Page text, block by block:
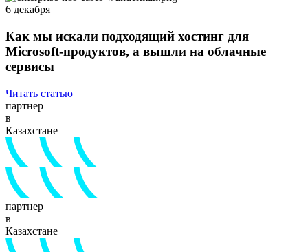
6 декабря
Как мы искали подходящий хостинг для
Microsoft-продуктов, а вышли на облачные
сервисы
Читать статью
партнер
в
Казахстане
партнер
в
Казахстане